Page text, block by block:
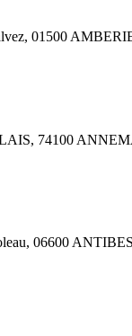
01500
74100
06600 ANTIBES